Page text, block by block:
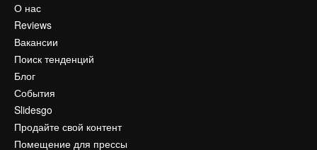
О нас
Reviews
Вакансии
Поиск тенденций
Блог
События
Slidesgo
Продайте свой контент
Помещение для прессы